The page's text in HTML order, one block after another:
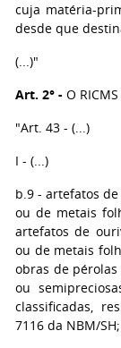
cuja matéria-
desde que
(...)"
Art. 2° - O
"Art. 43 - (...)
I - (...)
b.9 - artefatos
ou de metais
artefatos de
ou de metais
obras de
ou
classificadas,
7116 da NBM/SH;